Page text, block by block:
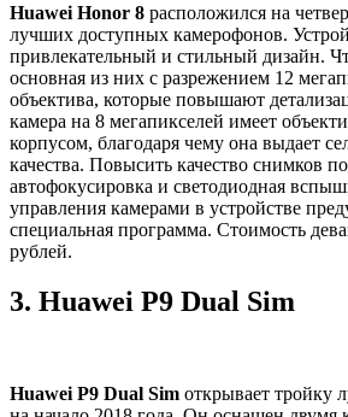
Huawei Honor 8 расположился на
лучших доступных камерофонов.
привлекательный и стильный дизайн.
основная из них с разрежением 12
объектива, которые повышают
камера на 8 мегапикселей имеет
корпусом, благодаря чему она выдает
качества. Повысить качество снимков
автофокусировка и светодиодная
управления камерами в устройстве
специальная программа. Стоимость
рублей.
3. Huawei P9 Dual Sim
Huawei P9 Dual Sim открывает тройку